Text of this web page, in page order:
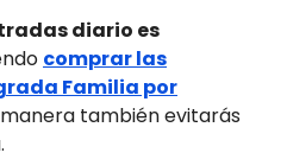
diario es
comprar las
Familia por
también evitarás